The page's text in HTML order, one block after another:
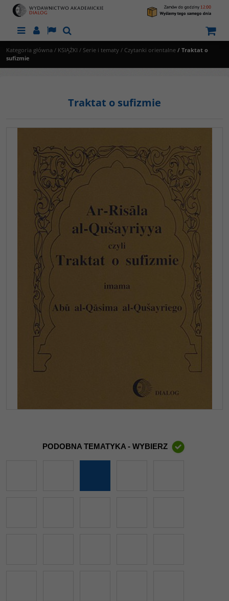
MenuPanelLangSzukaj
Kategoria główna / KSIĄŻKI / Serie i tematy / Czytanki orientalne / Traktat o
sufizmie
Traktat o sufizmie
PODOBNA TEMATYKA - WYBIERZ